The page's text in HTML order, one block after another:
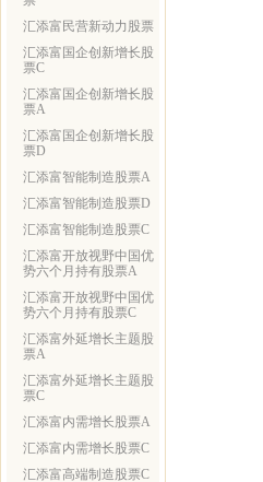
汇添富民营新动力股票
汇添富国企创新增长股
票C
汇添富国企创新增长股
票A
汇添富国企创新增长股
票D
汇添富智能制造股票A
汇添富智能制造股票D
汇添富智能制造股票C
汇添富开放视野中国优
势六个月持有股票A
汇添富开放视野中国优
势六个月持有股票C
汇添富外延增长主题股
票A
汇添富外延增长主题股
票C
汇添富内需增长股票A
汇添富内需增长股票C
汇添富高端制造股票C